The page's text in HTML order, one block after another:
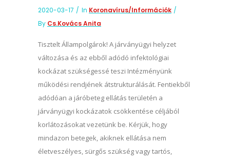
2020-03-17 In Koronavírus/információk
By Cs.Kovács Anita
Tisztelt Állampolgárok! A járványügyi helyzet
változása és az ebből adódó infektológiai
kockázat szükségessé teszi Intézményünk
működési rendjének átstrukturálását. Fentiekből
adódóan a járóbeteg ellátás területén a
járványügyi kockázatok csökkentése céljából
korlátozásokat vezetünk be. Kérjük, hogy
mindazon betegek, akiknek ellátása nem
életveszélyes, sürgős szükség vagy tartós,